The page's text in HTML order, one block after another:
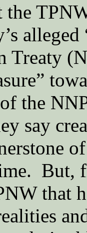
the
Treaty
the
say
But,
that